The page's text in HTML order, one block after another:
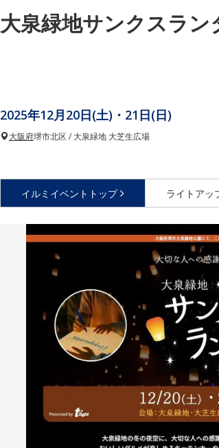
大泉緑地サンクスラン
2025年12月20日(土)・21日(日)
大阪府堺市北区 / 大泉緑地 大芝生広場
イルミイベントトップ ライトアッ